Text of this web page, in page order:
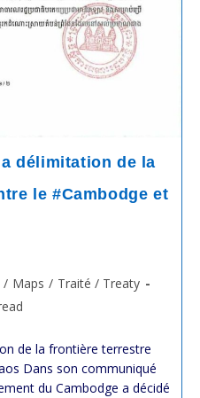
délimitation de la
le #Cambodge et
/ Maps / Traité / Treaty
de la frontière terrestre
Dans son communiqué
du Cambodge a décidé